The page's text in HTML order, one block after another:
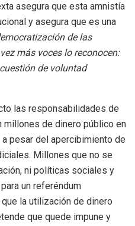
asegura que esta amnistía
y asegura que es una
de las
más voces lo reconocen:
de voluntad
las responsabilidades de
millones de dinero público en
pesar del apercibimiento de
Millones que no se
ni políticas sociales y
un referéndum
la utilización de dinero
que quede impune y